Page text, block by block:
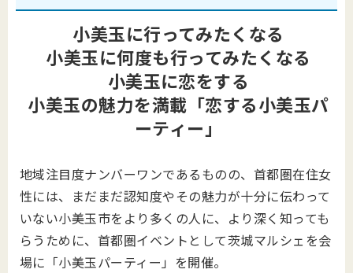
小美玉に行ってみたくなる
小美玉に何度も行ってみたくなる
小美玉に恋をする
小美玉の魅力を満載「恋する小美玉パ
ーティー」
地域注目度ナンバーワンであるものの、首都圏在住女
性には、まだまだ認知度やその魅力が十分に伝わって
いない小美玉市をより多くの人に、より深く知っても
らうために、首都圏イベントとして茨城マルシェを会
場に「小美玉パーティー」を開催。